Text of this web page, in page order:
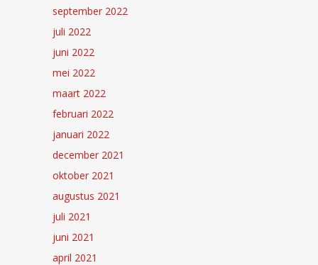
september 2022
juli 2022
juni 2022
mei 2022
maart 2022
februari 2022
januari 2022
december 2021
oktober 2021
augustus 2021
juli 2021
juni 2021
april 2021